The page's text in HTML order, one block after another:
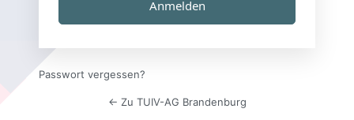
Passwort vergessen?
← Zu TUIV-AG Brandenburg